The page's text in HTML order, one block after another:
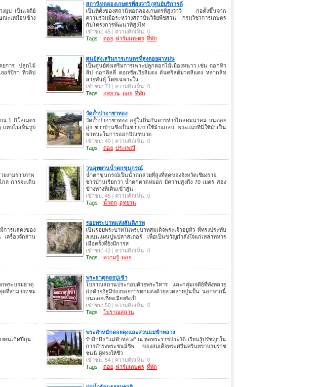
งมูบ เป็นเจดีย์
ะเหมือนช้าง
สถานีทดลองเกษตรที่สูงวาวี (ศูนย์บริการด้
เป็นที่ตั้งของสถานีทอดลองเกษตรที่สูงวาวี ก่อตั้งขึ้นจาก
ความร่วมมือระหว่างสถาบันวิจัยพืชสวน กรมวิชาการเกษตร
กับโครงการพัฒนาที่สูงไท
เข้าชม: 45 | ความคิดเห็น: 0
Tags : ดอย ฟาร์มเกษตร ที่พัก
ดยการ ปลูกไม้
อร์บีรา ทิวลิป
ศูนย์ส่งเสริมการเกษตรที่สูงดอยผาหม่น
เป็นศูนย์ส่งเสริมการเพาะปลูกดอกไม้เมืองหนาว เช่น ดอกทิว
ลิป ดอกลิลลี่ ดอกซัลเวียสีแดง ต้นคริสต์มาสสีแดง หลากสีห
ลายพันธุ์ โดยเฉพาะใน
เข้าชม: 71 | ความคิดเห็น: 0
Tags : อุทยาน ดอย ที่พัก
ณ 1 กิโลเมตร
แทบไม่เห็นรูป
วัดถ้ำป่าอาชาทอง
วัดถ้ำป่าอาชาทอง อยู่ในถิ่นกันดารห่างไกลคมนาคม บนดอย
สูง ชาวบ้านซึ่งเป็นชาวเขาใช้ม้าแกลบ พระเณรที่นี่ใช้ม้าเป็น
พาหนะในการออกบิณฑบาต
เข้าชม: 40 | ความคิดเห็น: 0
Tags : ดอย ประเพณี
ยงามราวภาพ
ล การจะเดิน
วนอุทยานน้ำตกขุนกรณ์
น้ำตกขุนกรณ์เป็นน้ำตกสวยที่สูงที่สุดของจังหวัดเชียงราย
ชาวบ้านเรียกว่า น้ำตกตาดหมอก มีความสูงถึง 70 เมตร สอง
ข้างทางที่เดินเข้าสู่น
เข้าชม: 45 | ความคิดเห็น: 0
Tags : น้ำตก อุทยาน
การแสดงของ
เครื่องจักสาน
รอยพระบาทแห่งสันติภาพ
เป็นรอยพระบาทในพระบาทสมเด็จพระเจ้าอยู่หัว ที่ทรงประทับ
ลงบนแผ่นปูนปลาสเตอร์ เพื่อเป็นขวัญกำลังใจแก่เหล่าทหาร
เมื่อครั้งที่ยังมีการส
เข้าชม: 42 | ความคิดเห็น: 0
Tags : ความรู้ ดอย
พระบรมธาตุ
ที่สามารถชม
พระธาตุดอยปูเข้า
โบราณสถานประกอบด้วยพระวิหาร และกลุ่มเจดีย์ที่พังทลาย
ก่อด้วยอิฐมีร่องรอยการตกแต่งด้วยลวดลายปูนปั้น นอกจากนี้
บนดอยเชียงเมี่ยงยังเป็
เข้าชม: 50 | ความคิดเห็น: 0
Tags : โบราณสถาน
งคนเกิดปีกุน
พระตำหนักดอยตุงและสวนแม่ฟ้าหลวง
รำลึกถึง "แม่ฟ้าหลวง" ณ หอพระราชประวัติ เรียนรู้ปรัชญาใน
การดำรงพระชนม์ชีพ ของสมเด็จพระศรีนครินทราบรมราช
ชนนี ผู้ทรงให้ชีว
เข้าชม: 54 | ความคิดเห็น: 0
Tags : ดอย ฟาร์มเกษตร ที่พัก